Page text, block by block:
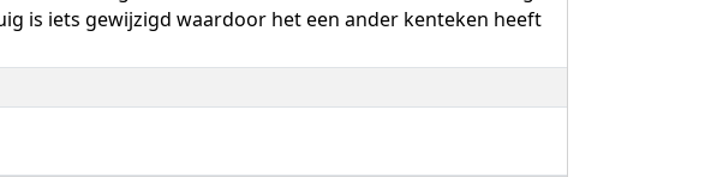
is iets gewijzigd waardoor het een ander kenteken heeft